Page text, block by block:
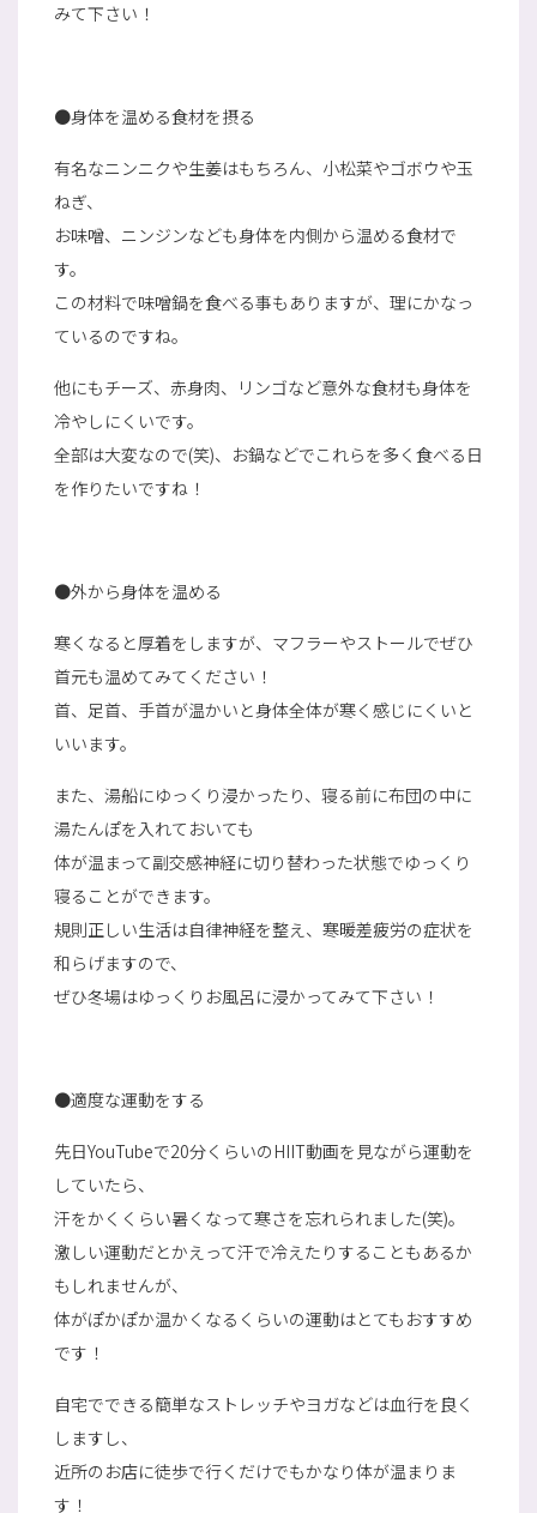
みて下さい！
●身体を温める食材を摂る
有名なニンニクや生姜はもちろん、小松菜やゴボウや玉
ねぎ、
お味噌、ニンジンなども身体を内側から温める食材で
す。
この材料で味噌鍋を食べる事もありますが、理にかなっ
ているのですね。
他にもチーズ、赤身肉、リンゴなど意外な食材も身体を
冷やしにくいです。
全部は大変なので(笑)、お鍋などでこれらを多く食べる日
を作りたいですね！
●外から身体を温める
寒くなると厚着をしますが、マフラーやストールでぜひ
首元も温めてみてください！
首、足首、手首が温かいと身体全体が寒く感じにくいと
いいます。
また、湯船にゆっくり浸かったり、寝る前に布団の中に
湯たんぽを入れておいても
体が温まって副交感神経に切り替わった状態でゆっくり
寝ることができます。
規則正しい生活は自律神経を整え、寒暖差疲労の症状を
和らげますので、
ぜひ冬場はゆっくりお風呂に浸かってみて下さい！
●適度な運動をする
先日YouTubeで20分くらいのHIIT動画を見ながら運動を
していたら、
汗をかくくらい暑くなって寒さを忘れられました(笑)。
激しい運動だとかえって汗で冷えたりすることもあるか
もしれませんが、
体がぽかぽか温かくなるくらいの運動はとてもおすすめ
です！
自宅でできる簡単なストレッチやヨガなどは血行を良く
しますし、
近所のお店に徒歩で行くだけでもかなり体が温まりま
す！